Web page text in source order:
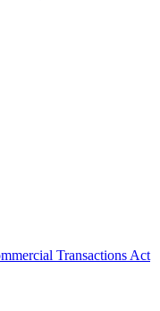
Transactions Act